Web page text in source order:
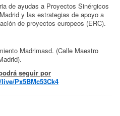
de ayudas a Proyectos Sinérgicos
y las estrategias de apoyo a
de proyectos europeos (ERC).
Madrimasd. (Calle Maestro
seguir por
Px5BMc53Ck4